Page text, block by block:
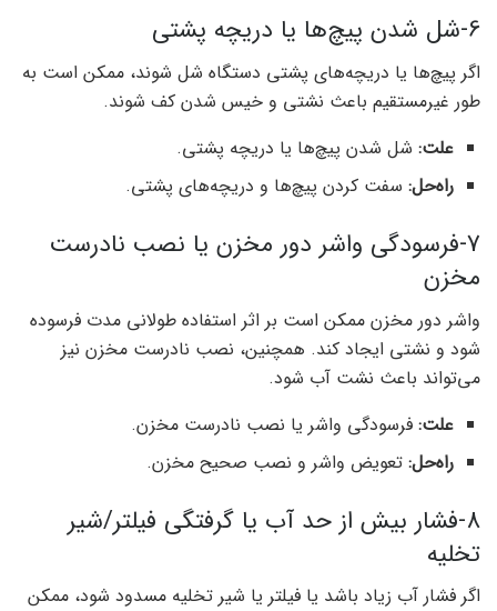
6-شل شدن پیچ‌ها یا دریچه پشتی
اگر پیچ‌ها یا دریچه‌های پشتی دستگاه شل شوند، ممکن است به
طور غیرمستقیم باعث نشتی و خیس شدن کف شوند.
علت: شل شدن پیچ‌ها یا دریچه پشتی.
راه‌حل: سفت کردن پیچ‌ها و دریچه‌های پشتی.
7-فرسودگی واشر دور مخزن یا نصب نادرست
مخزن
واشر دور مخزن ممکن است بر اثر استفاده طولانی مدت فرسوده
شود و نشتی ایجاد کند. همچنین، نصب نادرست مخزن نیز
می‌تواند باعث نشت آب شود.
علت: فرسودگی واشر یا نصب نادرست مخزن.
راه‌حل: تعویض واشر و نصب صحیح مخزن.
8-فشار بیش از حد آب یا گرفتگی فیلتر/شیر
تخلیه
اگر فشار آب زیاد باشد یا فیلتر یا شیر تخلیه مسدود شود، ممکن